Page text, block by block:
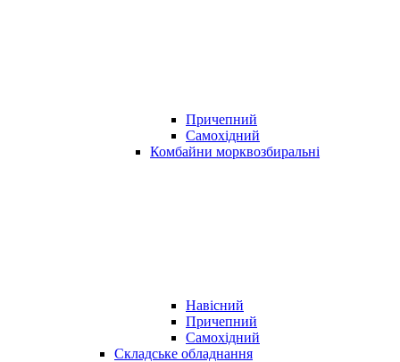
Причепний
Самохідний
Комбайни морквозбиральні
Навісний
Причепний
Самохідний
Складське обладнання